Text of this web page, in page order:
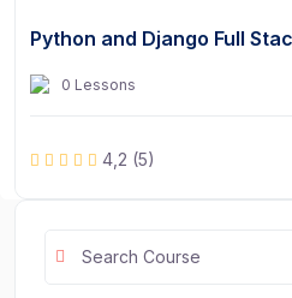
Python and Django Full
0 Lessons
4,2 (5)